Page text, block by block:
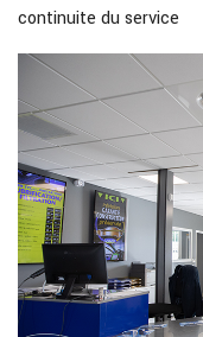
continuite du service